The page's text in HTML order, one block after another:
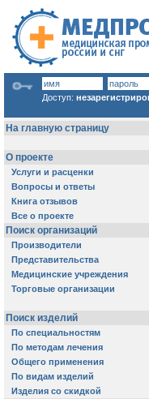
Доступ: